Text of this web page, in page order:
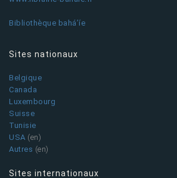
Bibliothèque bahá’íe
Sites nationaux
Belgique
Canada
Luxembourg
Suisse
Tunisie
USA (en)
Autres (en)
Sites internationaux